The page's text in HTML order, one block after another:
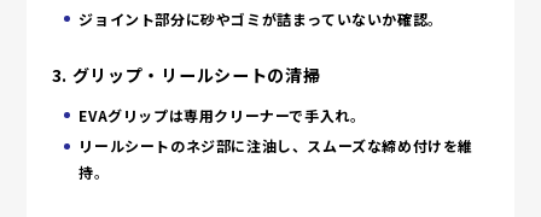
ジョイント部分に砂やゴミが詰まっていないか確認。
3. グリップ・リールシートの清掃
EVAグリップは専用クリーナーで手入れ。
リールシートのネジ部に注油し、スムーズな締め付けを維
持。